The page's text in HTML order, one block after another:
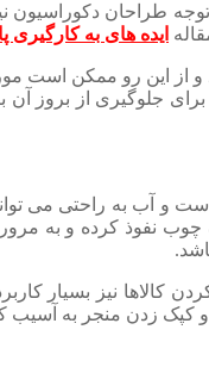
طراحان دکوراسیون
ایده های به
از این رو ممکن است
از بروز آن
و آب به راحتی می
چوب نفوذ کرده و به
کالاها نیز بسیار
زدن منجر به آسیب